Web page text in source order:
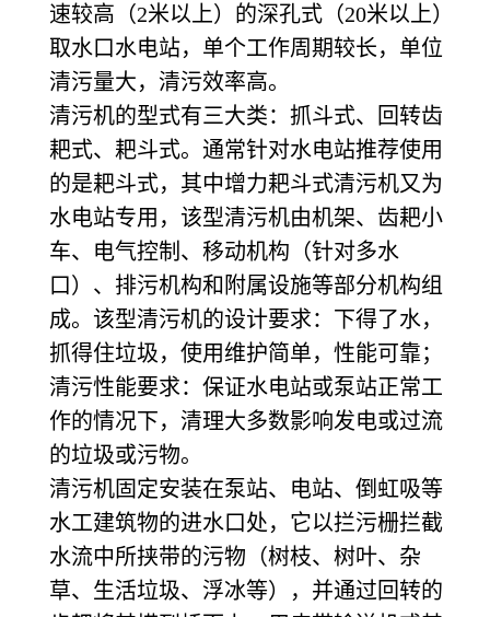
速较高（2米以上）的深孔式（20米以上）
取水口水电站，单个工作周期较长，单位
清污量大，清污效率高。
清污机的型式有三大类：抓斗式、回转齿
耙式、耙斗式。通常针对水电站推荐使用
的是耙斗式，其中增力耙斗式清污机又为
水电站专用，该型清污机由机架、齿耙小
车、电气控制、移动机构（针对多水
口）、排污机构和附属设施等部分机构组
成。该型清污机的设计要求：下得了水，
抓得住垃圾，使用维护简单，性能可靠；
清污性能要求：保证水电站或泵站正常工
作的情况下，清理大多数影响发电或过流
的垃圾或污物。
清污机固定安装在泵站、电站、倒虹吸等
水工建筑物的进水口处，它以拦污栅拦截
水流中所挟带的污物（树枝、树叶、杂
草、生活垃圾、浮冰等），并通过回转的